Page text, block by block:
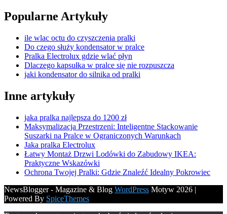
Popularne Artykuły
ile wlac octu do czyszczenia pralki
Do czego służy kondensator w pralce
Pralka Electrolux gdzie wlać płyn
Dlaczego kapsułka w pralce się nie rozpuszcza
jaki kondensator do silnika od pralki
Inne artykuły
jaka pralka najlepsza do 1200 zł
Maksymalizacja Przestrzeni: Inteligentne Stackowanie
Suszarki na Pralce w Ograniczonych Warunkach
Jaka pralka Electrolux
Łatwy Montaż Drzwi Lodówki do Zabudowy IKEA:
Praktyczne Wskazówki
Ochrona Twojej Pralki: Gdzie Znaleźć Idealny Pokrowiec
NewsBlogger - Magazine & Blog WordPress Motyw 2026 |
Powered By SpiceThemes